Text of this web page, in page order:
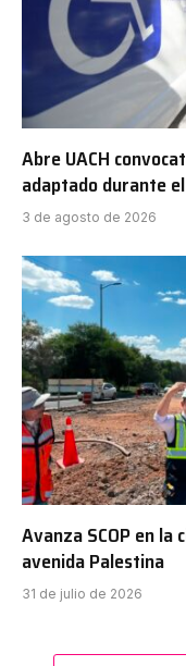
Abre UACH
adaptado durante
3 de agosto de 2026
Avanza SCOP en la
avenida Palestina
31 de julio de 2026